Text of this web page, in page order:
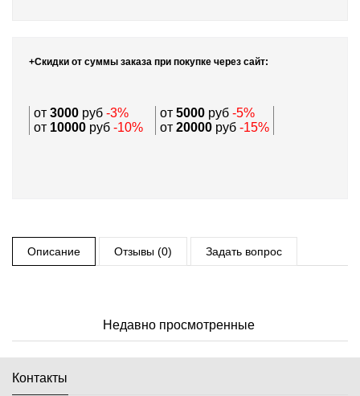
+Скидки от суммы заказа при покупке через сайт:
от 3000 руб -3% от 5000 руб -5%
от 10000 руб -10% от 20000 руб -15%
Описание Отзывы (0) Задать вопрос
Недавно просмотренные
Контакты